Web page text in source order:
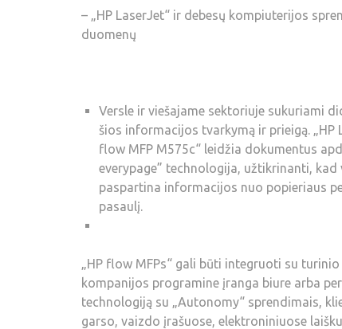
– „HP LaserJet“ ir debesų kompiuterijos
duomenų
Versle ir viešajame sektoriuje sukuriami
šios informacijos tvarkymą ir prieigą. „HP
flow MFP M575c“ leidžia dokumentus
everypage” technologija, užtikrinanti,
paspartina informacijos nuo popieriaus
pasaulį.
„HP flow MFPs“ gali būti integruoti su
kompanijos programine įranga biure arba
technologiją su „Autonomy“ sprendimais,
garso, vaizdo įrašuose, elektroniniuose